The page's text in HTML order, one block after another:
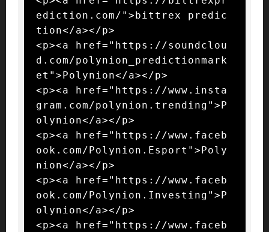
ediction.com/">bittrex predic
tion</a></p>
<p><a href="https://soundclou
d.com/polynion_predictionmark
et">Polynion</a></p>
<p><a href="https://www.insta
gram.com/polynion.trending">P
olynion</a></p>
<p><a href="https://www.faceb
ook.com/Polynion.Esport">Poly
nion</a></p>
<p><a href="https://www.faceb
ook.com/Polynion.Investing">P
olynion</a></p>
<p><a href="https://www.faceb